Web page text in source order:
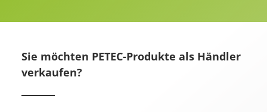
Sie möchten PETEC-Produkte als Händler
verkaufen?